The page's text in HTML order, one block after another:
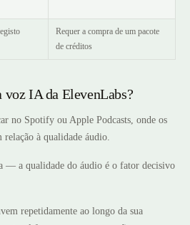
Requer a compra de um pacote
de créditos
voz IA da ElevenLabs?
no Spotify ou Apple Podcasts, onde os
relação à qualidade áudio.
— a qualidade do áudio é o fator decisivo
repetidamente ao longo da sua